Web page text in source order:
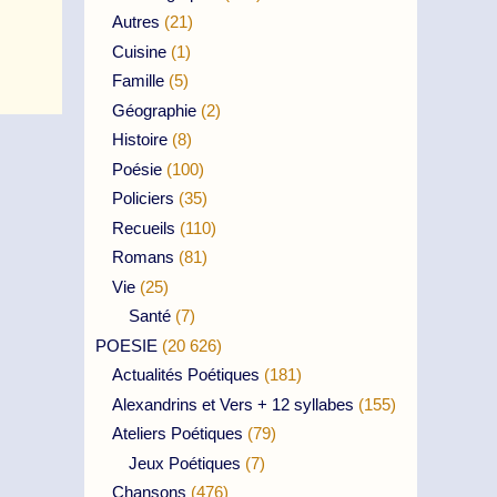
Autres (21)
Cuisine (1)
Famille (5)
Géographie (2)
Histoire (8)
Poésie (100)
Policiers (35)
Recueils (110)
Romans (81)
Vie (25)
Santé (7)
POESIE (20 626)
Actualités Poétiques (181)
Alexandrins et Vers + 12 syllabes (155)
Ateliers Poétiques (79)
Jeux Poétiques (7)
Chansons (476)